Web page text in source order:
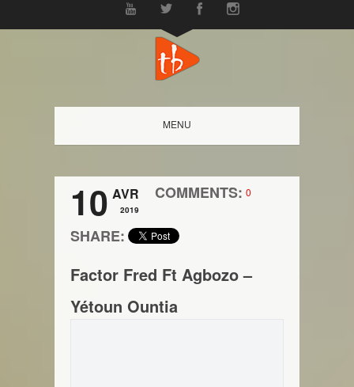
MENU
10 AVR
2019
COMMENTS: 0
SHARE:
Factor Fred Ft Agbozo –
Yétoun Ountia